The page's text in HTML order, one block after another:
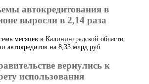
автокредитования в
выросли в 2,14 раза
месяцев в Калининградской области
автокредитов на 8,33 млрд руб.
вернулись к
использования